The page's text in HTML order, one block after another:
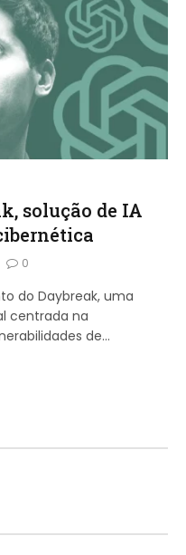
solução de IA
0
do Daybreak, uma
centrada na
de…